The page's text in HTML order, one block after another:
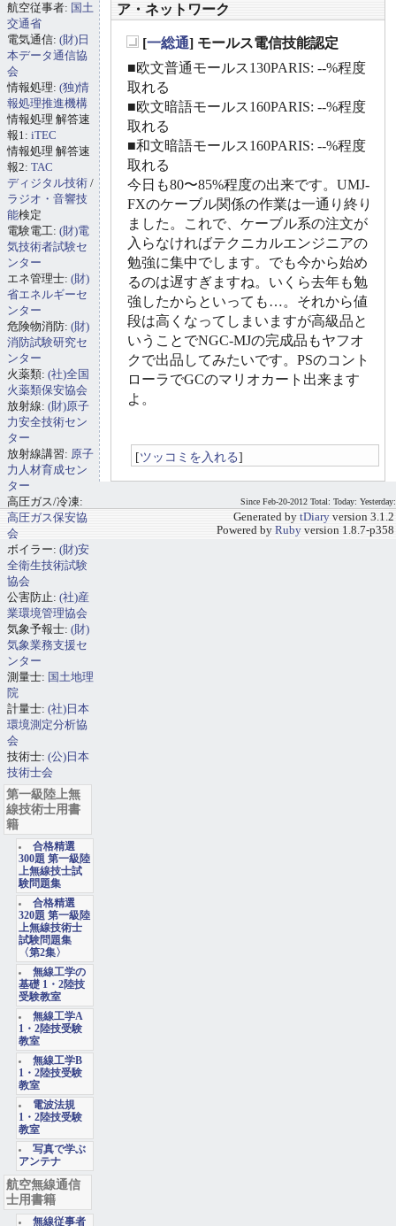
ア・ネットワーク
[一総通] モールス電信技能認定
■欧文普通モールス130PARIS: --%程度
取れる
■欧文暗語モールス160PARIS: --%程度
取れる
■和文暗語モールス160PARIS: --%程度
取れる
今日も80〜85%程度の出来です。UMJ-
FXのケーブル関係の作業は一通り終り
ました。これで、ケーブル系の注文が
入らなければテクニカルエンジニアの
勉強に集中でします。でも今から始め
るのは遅すぎますね。いくら去年も勉
強したからといっても…。それから値
段は高くなってしまいますが高級品と
いうことでNGC-MJの完成品もヤフオ
クで出品してみたいです。PSのコント
ローラでGCのマリオカート出来ます
よ。
[ツッコミを入れる]
航空従事者: 国土
交通省
電気通信: (財)日
本データ通信協
会
情報処理: (独)情
報処理推進機構
情報処理 解答速
報1: iTEC
情報処理 解答速
報2: TAC
ディジタル技術 /
ラジオ・音響技
能検定
電験電工: (財)電
気技術者試験セ
ンター
エネ管理士: (財)
省エネルギーセ
ンター
危険物消防: (財)
消防試験研究セ
ンター
火薬類: (社)全国
火薬類保安協会
放射線: (財)原子
力安全技術セン
ター
放射線講習: 原子
力人材育成セン
ター
高圧ガス/冷凍:
高圧ガス保安協
会
ボイラー: (財)安
全衛生技術試験
協会
公害防止: (社)産
業環境管理協会
気象予報士: (財)
気象業務支援セ
ンター
測量士: 国土地理
院
計量士: (社)日本
環境測定分析協
会
技術士: (公)日本
技術士会
第一級陸上無
線技術士用書
籍
合格精選
300題 第一級陸
上無線技士試
験問題集
合格精選
320題 第一級陸
上無線技術士
試験問題集
〈第2集〉
無線工学の
基礎 1・2陸技
受験教室
無線工学A
1・2陸技受験
教室
無線工学B
1・2陸技受験
教室
電波法規
1・2陸技受験
教室
写真で学ぶ
アンテナ
航空無線通信
士用書籍
無線従事者
Since Feb-20-2012 Total: Today: Yesterday:
Generated by tDiary version 3.1.2
Powered by Ruby version 1.8.7-p358